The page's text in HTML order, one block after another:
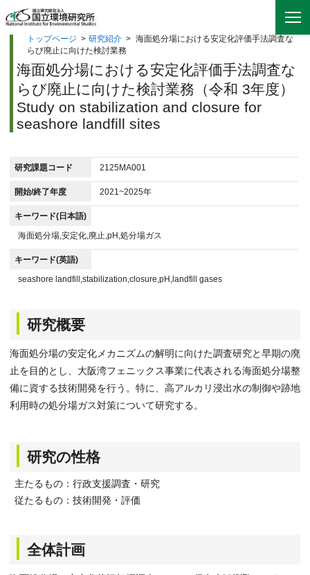
トップページ > 研究紹介 > 海面処分場における安定化評価手法調査な
らび廃止に向けた検討業務
海面処分場における安定化評価手法調査な
らび廃止に向けた検討業務（令和 3年度）
Study on stabilization and closure for
seashore landfill sites
研究課題コード 2125MA001
開始/終了年度 2021~2025年
キーワード(日本語)
海面処分場,安定化,廃止,pH,処分場ガス
キーワード(英語)
seashore landfill,stabilization,closure,pH,landfill gases
研究概要
海面処分場の安定化メカニズムの解明に向けた調査研究と早期の廃
止を目的とし、大阪湾フェニックス事業に代表される海面処分場整
備に資する技術開発を行う。特に、高アルカリ浸出水の制御や跡地
利用時の処分場ガス対策について研究する。
研究の性格
主たるもの：行政支援調査・研究
従たるもの：技術開発・評価
全体計画